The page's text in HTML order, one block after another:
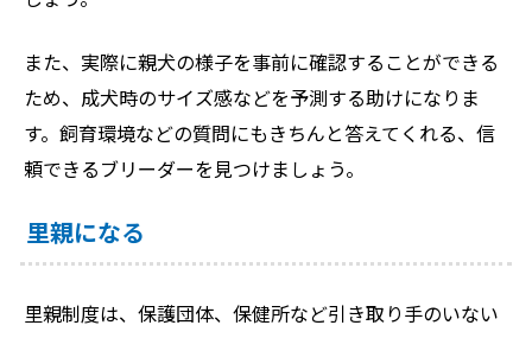
また、実際に親犬の様子を事前に確認することができる
ため、成犬時のサイズ感などを予測する助けになりま
す。飼育環境などの質問にもきちんと答えてくれる、信
頼できるブリーダーを見つけましょう。
里親になる
里親制度は、保護団体、保健所など引き取り手のいない